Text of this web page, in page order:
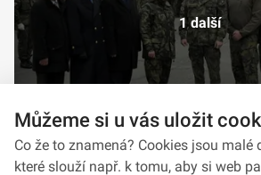
1 další
Můžeme si u vás uložit
Co že to znamená? Cookies jsou malé
které slouží např. k tomu, aby si web